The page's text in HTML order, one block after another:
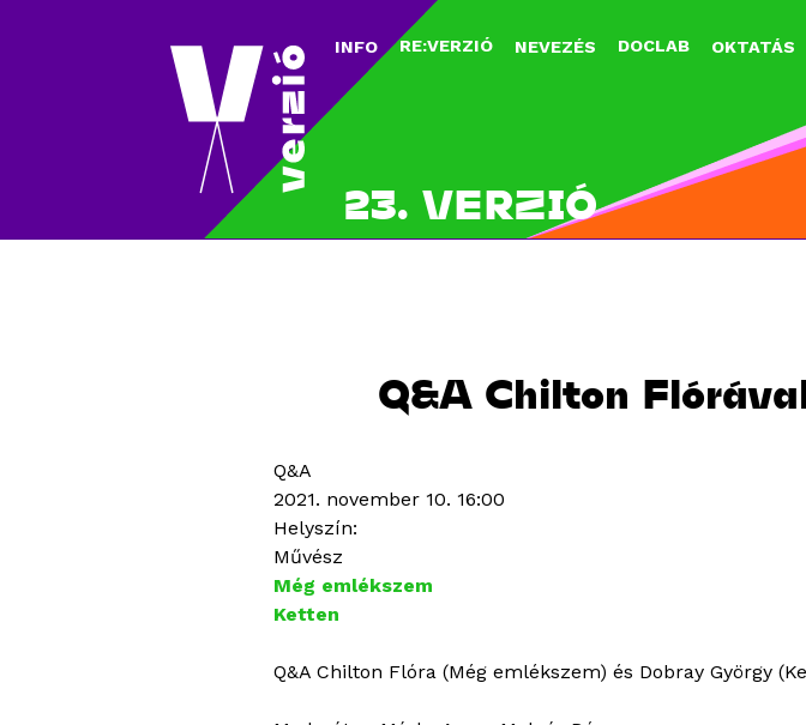
INFO RE:VERZIÓ NEVEZÉS DOCLAB OKTATÁS
23. VERZIÓ
Q&A Chilton
Q&A
2021. november 10. 16:00
Helyszín:
Művész
Még emlékszem
Ketten
Q&A Chilton Flóra (Még emlékszem) és Dobray György